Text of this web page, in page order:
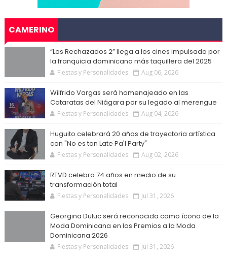
CAMERINO
“Los Rechazados 2” llega a los cines impulsada por
la franquicia dominicana más taquillera del 2025
Fiestas y Personalidades Aug 06, 2026
Wilfrido Vargas será homenajeado en las
Cataratas del Niágara por su legado al merengue
Fiestas y Personalidades Aug 04, 2026
Huguito celebrará 20 años de trayectoria artística
con "No es tan Late Pa'l Party"
Fiestas y Personalidades Aug 02, 2026
RTVD celebra 74 años en medio de su
transformación total
Fiestas y Personalidades Jul 31, 2026
Georgina Duluc será reconocida como ícono de la
Moda Dominicana en los Premios a la Moda
Dominicana 2026
Fiestas y Personalidades Jul 31, 2026